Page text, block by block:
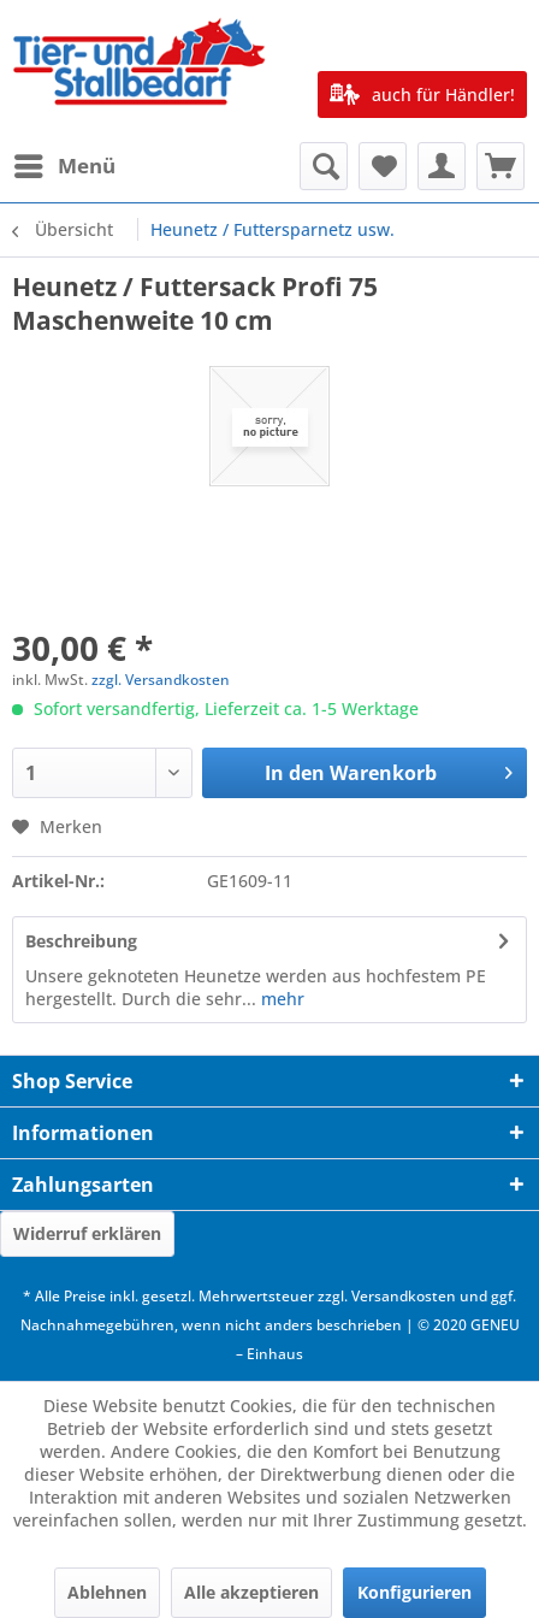
Menü
auch für Händler!
Übersicht Heunetz / Futtersparnetz usw.
Heunetz / Futtersack Profi 75
Maschenweite 10 cm
30,00 € *
inkl. MwSt.zzgl. Versandkosten
Sofort versandfertig, Lieferzeit ca. 1-5 Werktage
In den Warenkorb
Merken
Artikel-Nr.: GE1609-11
Beschreibung
Unsere geknoteten Heunetze werden aus hochfestem PE
hergestellt. Durch die sehr... mehr
Shop Service
Informationen
Zahlungsarten
Widerruf erklären
* Alle Preise inkl. gesetzl. Mehrwertsteuer zzgl.Versandkosten und ggf.
Nachnahmegebühren, wenn nicht anders beschrieben | © 2020 GENEU
– Einhaus
Diese Website benutzt Cookies, die für den technischen
Betrieb der Website erforderlich sind und stets gesetzt
werden. Andere Cookies, die den Komfort bei Benutzung
dieser Website erhöhen, der Direktwerbung dienen oder die
Interaktion mit anderen Websites und sozialen Netzwerken
vereinfachen sollen, werden nur mit Ihrer Zustimmung gesetzt.
Ablehnen Alle akzeptieren Konfigurieren